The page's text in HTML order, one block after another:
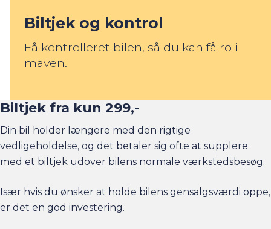
Biltjek og kontrol
Få kontrolleret bilen, så du kan få ro i
maven.
Biltjek fra kun 299,-
Din bil holder længere med den rigtige
vedligeholdelse, og det betaler sig ofte at supplere
med et biltjek udover bilens normale værkstedsbesøg.
Især hvis du ønsker at holde bilens gensalgsværdi oppe,
er det en god investering.